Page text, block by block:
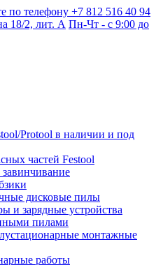
телефону +7 812 516 40 94
18/2, лит. А Пн-Чт - с 9:00 до
Protool в наличии и под
частей Festool
дисковые пилы
и зарядные устройства
пилами
монтажные
работы